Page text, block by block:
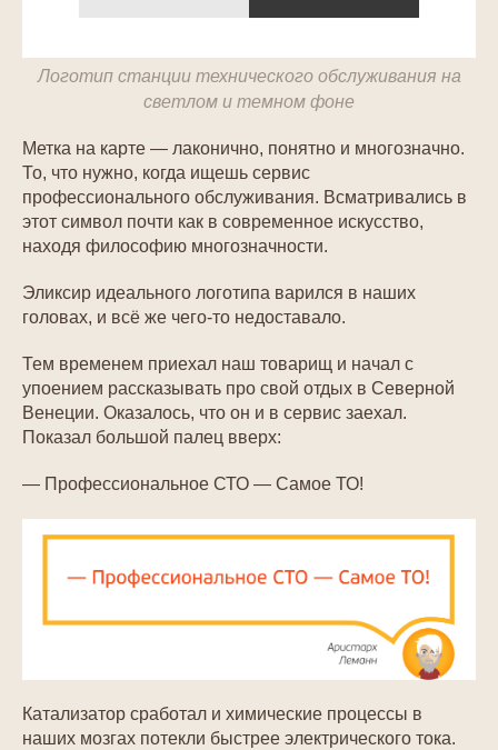
Логотип станции технического обслуживания на
светлом и темном фоне
Метка на карте — лаконично, понятно и многозначно.
То, что нужно, когда ищешь сервис
профессионального обслуживания. Всматривались в
этот символ почти как в современное искусство,
находя философию многозначности.
Эликсир идеального логотипа варился в наших
головах, и всё же чего-то недоставало.
Тем временем приехал наш товарищ и начал с
упоением рассказывать про свой отдых в Северной
Венеции. Оказалось, что он и в сервис заехал.
Показал большой палец вверх:
— Профессиональное СТО — Самое ТО!
Катализатор сработал и химические процессы в
наших мозгах потекли быстрее электрического тока.